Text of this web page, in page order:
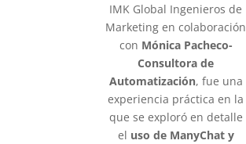
IMK Global Ingenieros de
Marketing en colaboración
con Mónica Pacheco-
Consultora de
Automatización, fue una
experiencia práctica en la
que se exploró en detalle
el uso de ManyChat y